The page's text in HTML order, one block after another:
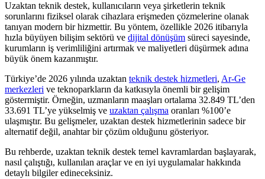
Uzaktan teknik destek, kullanıcıların veya şirketlerin teknik
sorunlarını fiziksel olarak cihazlara erişmeden çözmelerine olanak
tanıyan modern bir hizmettir. Bu yöntem, özellikle 2026 itibarıyla
hızla büyüyen bilişim sektörü ve dijital dönüşüm süreci sayesinde,
kurumların iş verimliliğini artırmak ve maliyetleri düşürmek adına
büyük önem kazanmıştır.
Türkiye’de 2026 yılında uzaktan teknik destek hizmetleri, Ar-Ge
merkezleri ve teknoparkların da katkısıyla önemli bir gelişim
göstermiştir. Örneğin, uzmanların maaşları ortalama 32.849 TL’den
33.691 TL’ye yükselmiş ve uzaktan çalışma oranları %100’e
ulaşmıştır. Bu gelişmeler, uzaktan destek hizmetlerinin sadece bir
alternatif değil, anahtar bir çözüm olduğunu gösteriyor.
Bu rehberde, uzaktan teknik destek temel kavramlardan başlayarak,
nasıl çalıştığı, kullanılan araçlar ve en iyi uygulamalar hakkında
detaylı bilgiler edineceksiniz.